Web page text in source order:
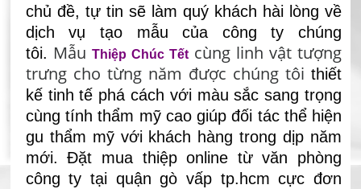
chủ đề, tự tin sẽ làm quý khách hài lòng về
dịch vụ tạo mẫu của công ty chúng
tôi. Mẫu Thiệp Chúc Tếtcùng linh vật tượng
trưng cho từng năm được chúng tôi thiết
kế tinh tế phá cách với màu sắc sang trọng
cùng tính thẩm mỹ caogiúp đối tác thể hiện
gu thẩm mỹ với khách hàng trong dịp năm
mới. Đặt mua thiệp online từ văn phòng
công ty tại quận gò vấp tp.hcm cực đơn